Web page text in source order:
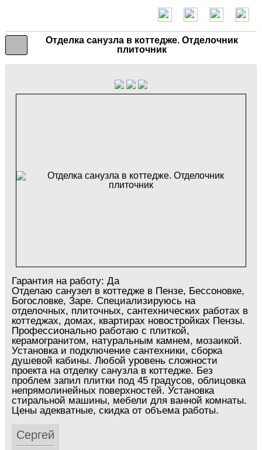
Отделка санузла в коттедже. Отделочник
плиточник
Гарантия на работу: Да
Отделаю санузел в коттедже в Пензе, Бессоновке,
Богословке, Заре. Специализируюсь на
отделочных, плиточных, сантехнических работах в
коттеджах, домах, квартирах новостройках Пензы.
Профессионально работаю с плиткой,
керамогранитом, натуральным камнем, мозаикой.
Установка и подключение сантехники, сборка
душевой кабины. Любой уровень сложности
проекта на отделку санузла в коттедже. Без
проблем запил плитки под 45 градусов, облицовка
непрямолинейных поверхностей. Установка
стиральной машины, мебели для ванной комнаты.
Цены адекватные, скидка от объема работы.
Сергей